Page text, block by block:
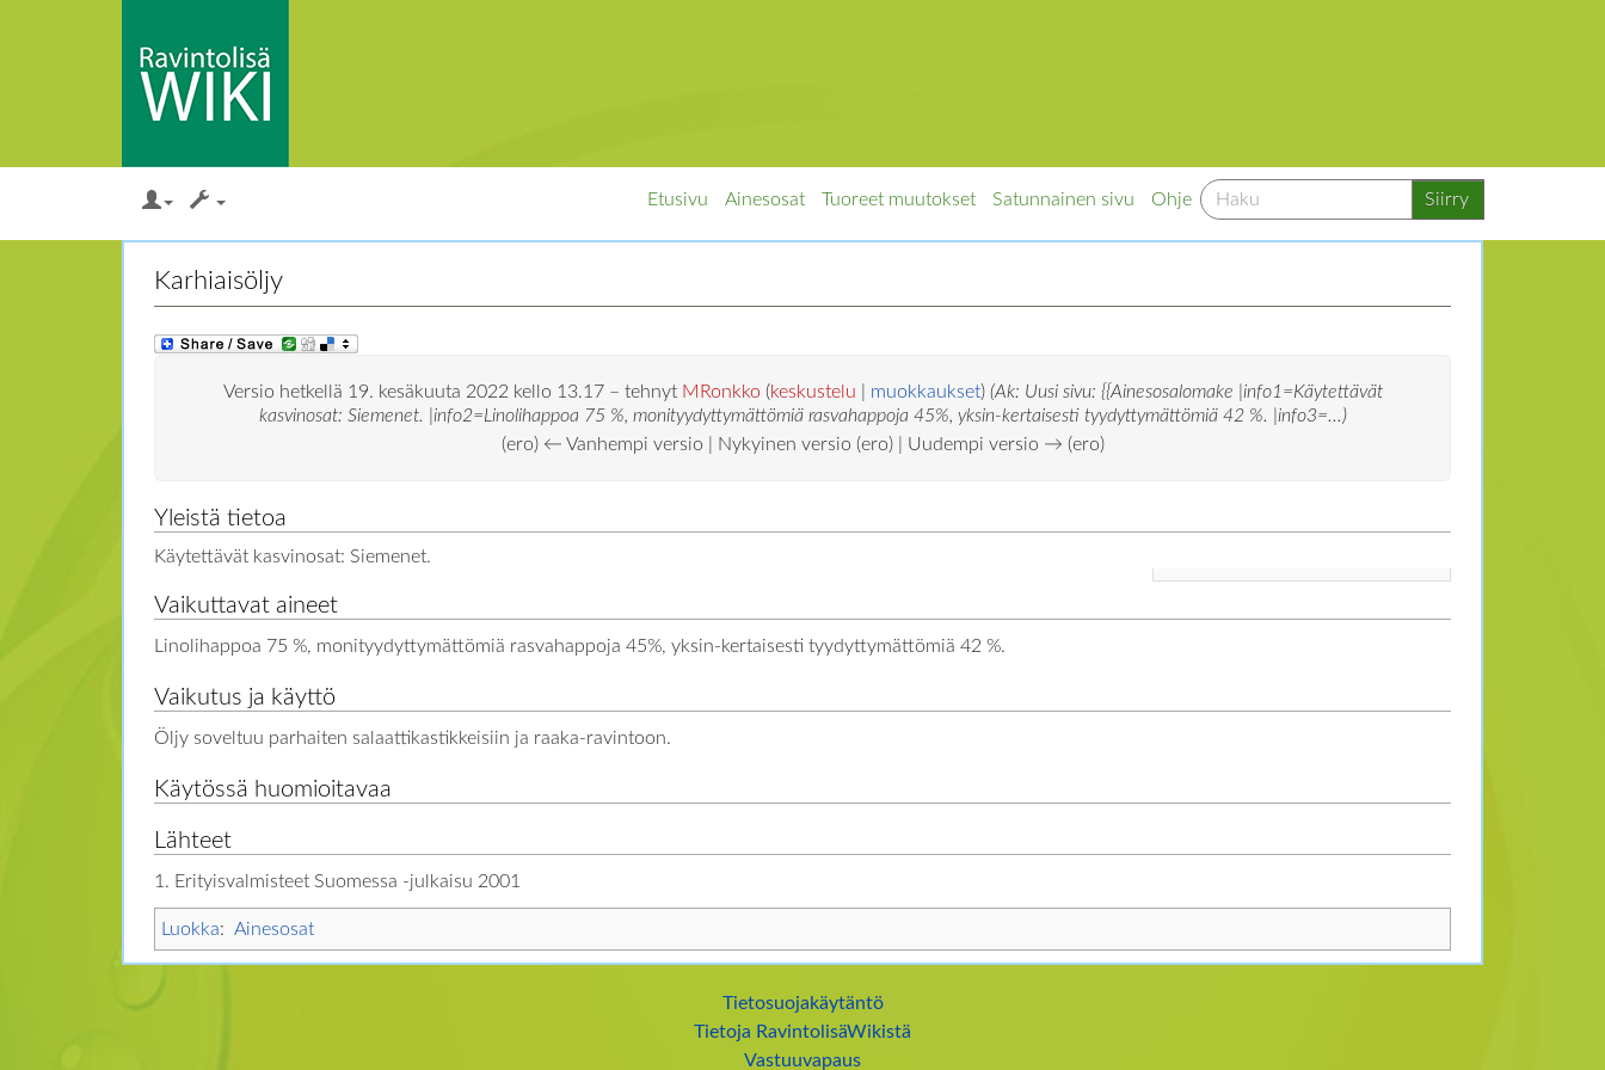
Etusivu Ainesosat Tuoreet muutokset Satunnainen sivu Ohje
Loikkaa: valikkoon
Karhiaisöljy
Versio hetkellä 19. kesäkuuta 2022 kello 13.17 – tehnyt MRonkko (keskustelu muokkaukset) (Ak: Uusi sivu: {{Ainesosalomake |info1=Käytettävät
kasvinosat: Siemenet. |info2=Linolihappoa 75 %, monityydyttymättömiä rasvahappoja 45%, yksin-kertaisesti tyydyttymättömiä 42 %. |info3=...)
(ero) ← Vanhempi versio | Nykyinen versio (ero) | Uudempi versio → (ero)
Yleistä tietoa
Käytettävät kasvinosat: Siemenet.
Vaikuttavat aineet
Linolihappoa 75 %, monityydyttymättömiä rasvahappoja 45%, yksin-kertaisesti tyydyttymättömiä 42 %.
Vaikutus ja käyttö
Öljy soveltuu parhaiten salaattikastikkeisiin ja raaka-ravintoon.
Käytössä huomioitavaa
Lähteet
1. Erityisvalmisteet Suomessa -julkaisu 2001
Luokka: Ainesosat
Tietosuojakäytäntö
Tietoja RavintolisäWikistä
Vastuuvapaus